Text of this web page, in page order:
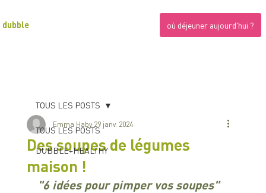
où déjeuner aujourd'hui ?
dubble
TOUS LES POSTS
DUBBLE+HEALTHY
TOUS LES POSTS
Des soupes de légumes
maison !
Emma Haby 29 janv. 2024
"6 idées pour pimper vos soupes"